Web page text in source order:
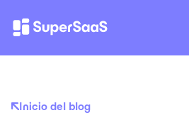
Inicio del blog